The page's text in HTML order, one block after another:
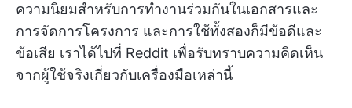
ความนิยมสำหรับการทำงานร่วมกันในเอกสารและ
การจัดการโครงการ และการใช้ทั้งสองก็มีข้อดีและ
ข้อเสีย เราได้ไปที่ Reddit เพื่อรับทราบความคิดเห็น
จากผู้ใช้จริงเกี่ยวกับเครื่องมือเหล่านี้